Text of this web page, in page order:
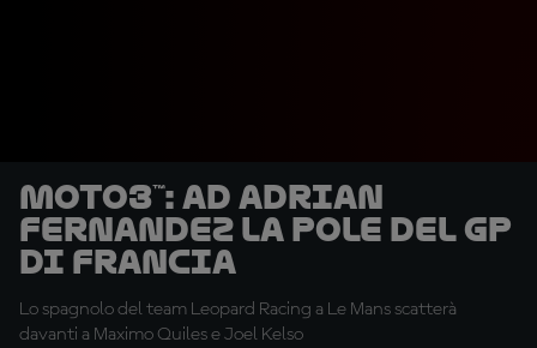
Moto3™: ad Adrian
Fernandez la pole del GP
di Francia
Lo spagnolo del team Leopard Racing a Le Mans scatterà
davanti a Maximo Quiles e Joel Kelso